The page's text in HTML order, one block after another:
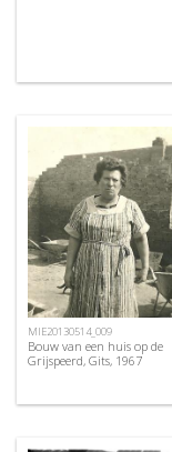
MIE20130514_009
Bouw van een huis op de
Grijspeerd, Gits, 1967